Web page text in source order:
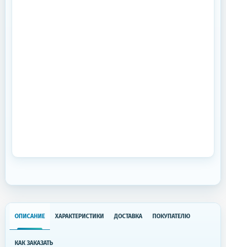
ОПИСАНИЕ ХАРАКТЕРИСТИКИ ДОСТАВКА ПОКУПАТЕЛЮ
КАК ЗАКАЗАТЬ